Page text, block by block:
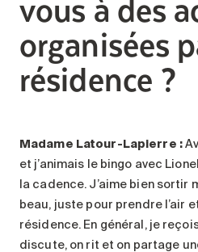
organisées
résidence ?
Madame Latour-Lapierre :
et j’animais le bingo avec
la cadence. J’aime bien sortir
beau, juste pour prendre l’air
résidence. En général, je
discute, on rit et on partage